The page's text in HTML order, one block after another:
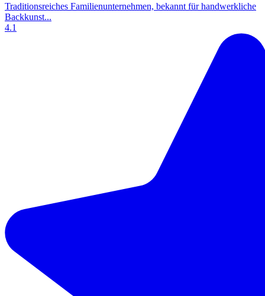
Traditionsreiches Familienunternehmen, bekannt für handwerkliche
Backkunst...
4.1